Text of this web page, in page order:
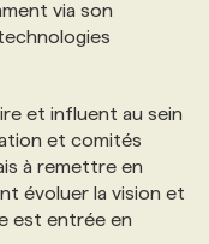
via son
et influent au sein
et comités
à remettre en
évoluer la vision et
est entrée en